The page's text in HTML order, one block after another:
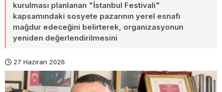
kurulması planlanan "İstanbul Festivali"
kapsamındaki sosyete pazarının yerel esnafı
mağdur edeceğini belirterek, organizasyonun
yeniden değerlendirilmesini
27 Haziran 2026